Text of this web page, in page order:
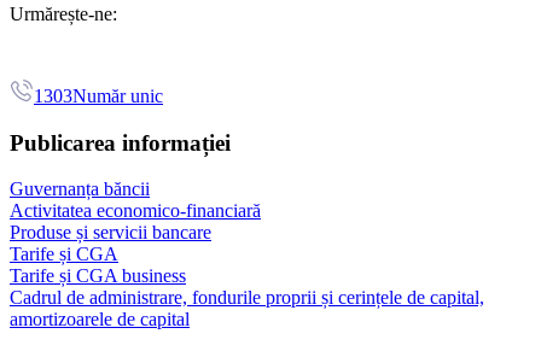
Urmărește-ne:
1303Număr unic
Publicarea informației
Guvernanța băncii
Activitatea economico-financiară
Produse și servicii bancare
Tarife și CGA
Tarife și CGA business
Cadrul de administrare, fondurile proprii și cerințele de capital,
amortizoarele de capital